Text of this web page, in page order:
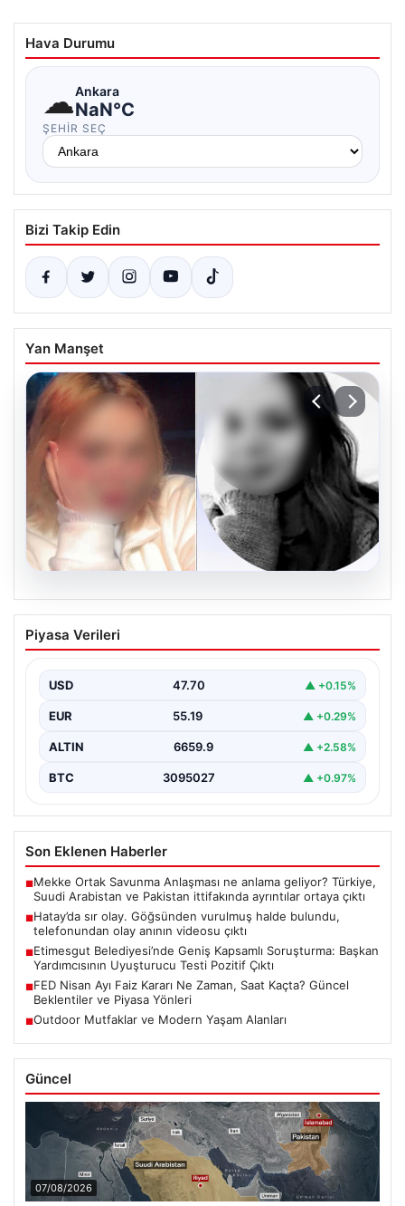
Hava Durumu
☁Ankara
NaN°C
ŞEHIR SEÇ
Bizi Takip Edin
Yan Manşet
06.08.2026
Hatay’da sır olay. Göğsünden vurulmuş
halde bulundu, telefonundan olay anının
{"title": "Hatay’da Gizemli Olay: Göğsünden Yaralanan
Piyasa Verileri
USD 47.70 ▲ +0.15%
EUR 55.19 ▲ +0.29%
ALTIN 6659.9 ▲ +2.58%
BTC 3095027 ▲ +0.97%
Son Eklenen Haberler
■Mekke Ortak Savunma Anlaşması ne anlama geliyor? Türkiye,
Suudi Arabistan ve Pakistan ittifakında ayrıntılar ortaya çıktı
■Hatay’da sır olay. Göğsünden vurulmuş halde bulundu,
telefonundan olay anının videosu çıktı
■Etimesgut Belediyesi’nde Geniş Kapsamlı Soruşturma: Başkan
Yardımcısının Uyuşturucu Testi Pozitif Çıktı
■FED Nisan Ayı Faiz Kararı Ne Zaman, Saat Kaçta? Güncel
Beklentiler ve Piyasa Yönleri
■Outdoor Mutfaklar ve Modern Yaşam Alanları
Güncel
07/08/2026